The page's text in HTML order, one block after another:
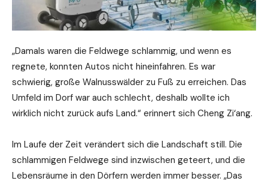
„Damals waren die Feldwege schlammig, und wenn es
regnete, konnten Autos nicht hineinfahren. Es war
schwierig, große Walnusswälder zu Fuß zu erreichen. Das
Umfeld im Dorf war auch schlecht, deshalb wollte ich
wirklich nicht zurück aufs Land.“ erinnert sich Cheng Zi‘ang.
Im Laufe der Zeit verändert sich die Landschaft still. Die
schlammigen Feldwege sind inzwischen geteert, und die
Lebensräume in den Dörfern werden immer besser. „Das